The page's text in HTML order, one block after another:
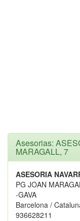
Asesorias:
MARAGALL, 7
ASESORIA
PG JOAN
-GAVA
Barcelona /
936628211